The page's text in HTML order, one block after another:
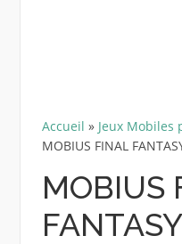
Accueil » Jeux Mobiles
MOBIUS FINAL
MOBIUS
FANTASY